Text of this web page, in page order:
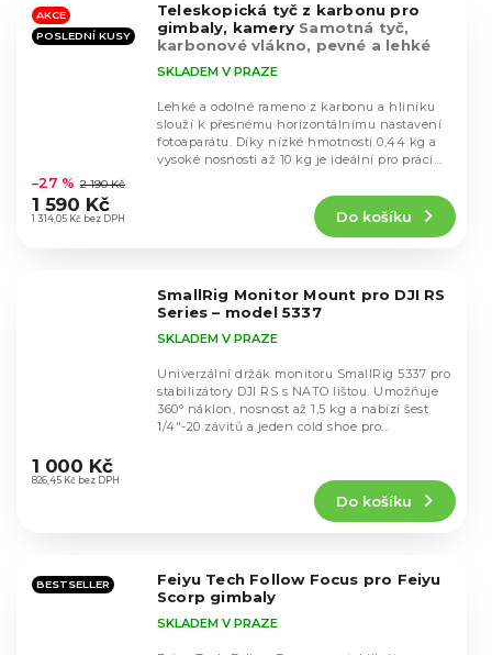
hvězdiček.
AKCE
POSLEDNÍ KUSY
Teleskopická tyč z karbonu pro
gimbaly, kamery Samotná tyč,
karbonové vlákno, pevné a lehké
hodnocení
produktu
je
SKLADEM V PRAZE
1 314,05 Kč bez DPH
–27 % 2 190 Kč
1 590 Kč
Do košíku
Lehké a odolné rameno z karbonu a hliníku
slouží k přesnému horizontálnímu nastavení
fotoaparátu. Díky nízké hmotnosti 0,44 kg a
vysoké nosnosti až 10 kg je ideální pro práci
SmallRig Monitor Mount pro DJI RS
Series – model 5337
hodnocení
produktu
hvězdiček.
SKLADEM V PRAZE
826,45 Kč bez DPH
1 000 Kč
Do košíku
Univerzální držák monitoru SmallRig 5337 pro
stabilizátory DJI RS s NATO lištou. Umožňuje
360° náklon, nosnost až 1,5 kg a nabízí šest
1/4"-20 závitů a jeden cold shoe pro...
BESTSELLER
Feiyu Tech Follow Focus pro Feiyu
Scorp gimbaly
SKLADEM V PRAZE